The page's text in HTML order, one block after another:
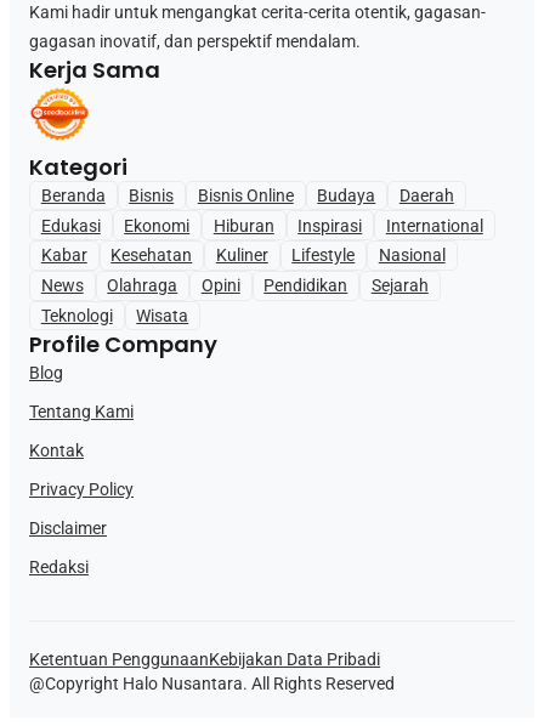
Kami hadir untuk mengangkat cerita-cerita otentik, gagasan-
gagasan inovatif, dan perspektif mendalam.
Kerja Sama
Kategori
Beranda Bisnis Bisnis Online Budaya
Daerah
Edukasi
Ekonomi Hiburan Inspirasi
International
Kabar
Kesehatan Kuliner Lifestyle
Nasional
News
Olahraga Opini Pendidikan
Sejarah
Teknologi
Wisata
Profile Company
Blog
Tentang Kami
Kontak
Privacy Policy
Disclaimer
Redaksi
Ketentuan PenggunaanKebijakan Data Pribadi
@Copyright Halo Nusantara. All Rights Reserved